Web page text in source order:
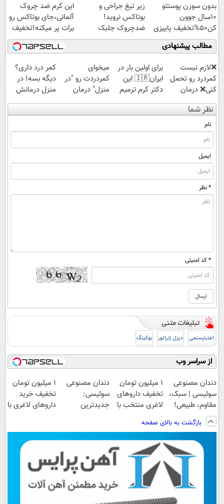
ویژه
بدون سوزن پوستتو
10سال جوون
کن50%تخفیف پاییزی
زیر تیغ جراحی و
بوتاکس نروید!
ضدچروک جلبک
با40%تخفیف
این کرم ضد چروک
آلمانی،جای بوتاکس رو
برات پر میکنه!تخفیف
تا امشب
مطالب پیشنهادی
❌لازم نیست
کمردرد رو تحمل
کنی❌ درمان
بدون جراحی و
قرص
(پرسشنامه)
برای اولین بار در
ایران🇮🇷 این
دکتر کرم ترمیم
کننده 23 روزه
ساخت!
میخوای
کمردردت رو "در
منزل" درمان
کنی؟ (◂فیلم +
◂پرسش‌نامه)
کمر درد داری؟
دیگه بسه! در
منزل درمانش
کن
(◀پرسش‌نامه)
نظر شما
نام
ایمیل
* نظر
* کد امنیتی
اعتبارسنجی دیزل ژنراتور بوکینگ
از سراسر وب
دندان مصنوعی
سوئیسی | سبک،
مقاوم، طبیعی!
ویزیت
رایگان+پرداخت
اقساطی😍
۱ میلیون تومان
تخفیف داروهای
لاغری منتخب با
داروخانه نزدیکت
دندان مصنوعی
سوئیسی:
جدیدترین
پرداخت قسطی
1 میلیون تومان
تخفیف خرید
داروهای لاغری با
یخ!
بازگشت به بالای صفحه